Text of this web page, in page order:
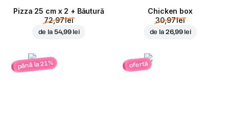
Pizza 25 cm x 2 + Băutură
72,97 lei
de la 54,99 lei
Chicken box
30,97 lei
de la 26,99 lei
până la 21% ofertă